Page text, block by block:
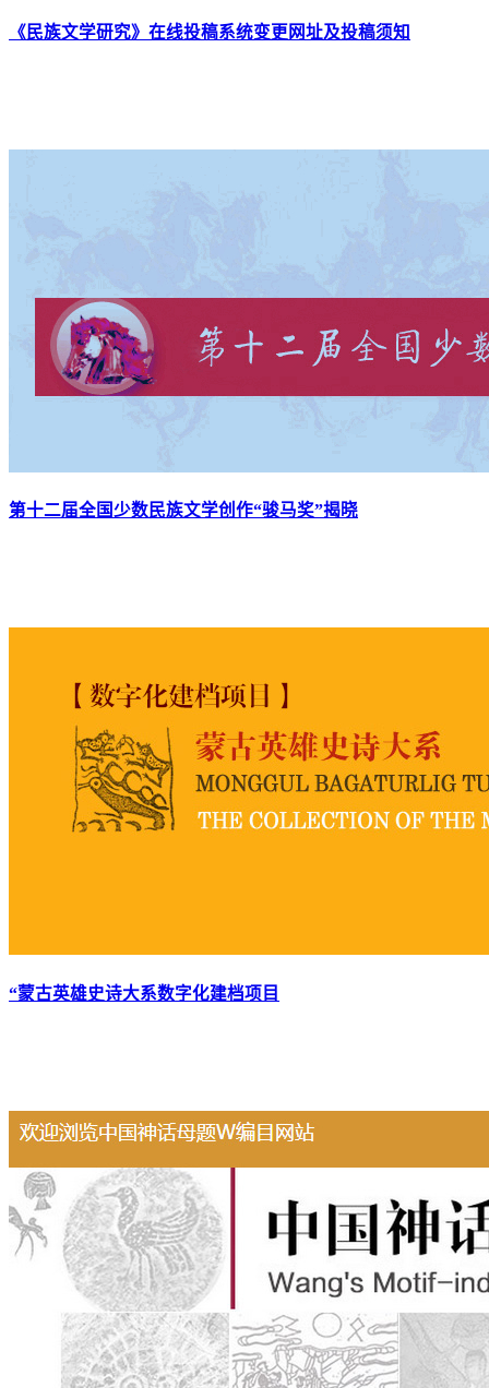
《民族文学研究》在线投稿系统变更网址及投稿须知
第十二届全国少数民族文学创作“骏马奖”揭晓
“蒙古英雄史诗大系数字化建档项目